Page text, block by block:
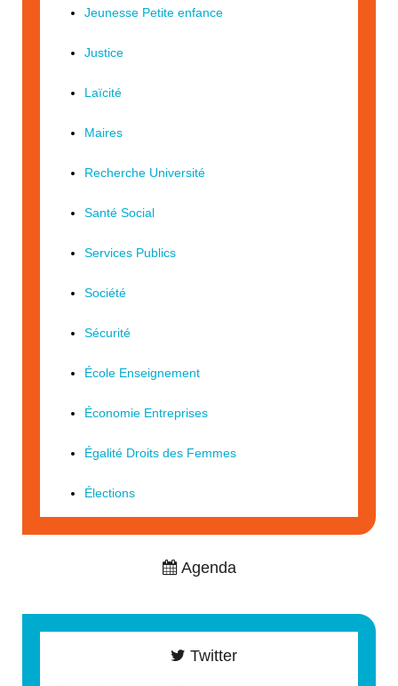
Jeunesse Petite enfance
Justice
Laïcité
Maires
Recherche Université
Santé Social
Services Publics
Société
Sécurité
École Enseignement
Économie Entreprises
Égalité Droits des Femmes
Élections
Agenda
Twitter